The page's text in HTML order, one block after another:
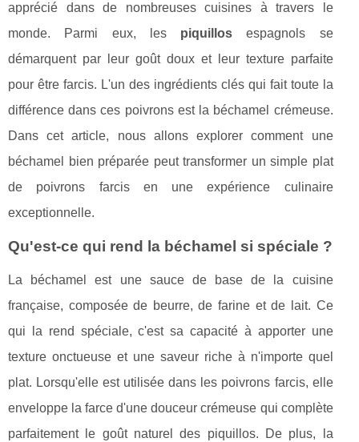
apprécié dans de nombreuses cuisines à travers le
monde. Parmi eux, les piquillos espagnols se
démarquent par leur goût doux et leur texture parfaite
pour être farcis. L'un des ingrédients clés qui fait toute la
différence dans ces poivrons est la béchamel crémeuse.
Dans cet article, nous allons explorer comment une
béchamel bien préparée peut transformer un simple plat
de poivrons farcis en une expérience culinaire
exceptionnelle.
Qu'est-ce qui rend la béchamel si spéciale ?
La béchamel est une sauce de base de la cuisine
française, composée de beurre, de farine et de lait. Ce
qui la rend spéciale, c'est sa capacité à apporter une
texture onctueuse et une saveur riche à n'importe quel
plat. Lorsqu'elle est utilisée dans les poivrons farcis, elle
enveloppe la farce d'une douceur crémeuse qui complète
parfaitement le goût naturel des piquillos. De plus, la